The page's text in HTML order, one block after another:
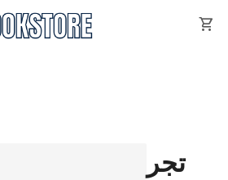
shopping_cart
تجر